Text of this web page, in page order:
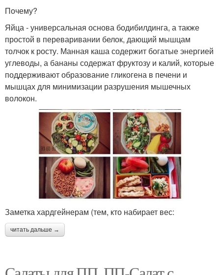
Почему?
Яйца - универсальная основа бодибилдинга, а также
простой в переваривании белок, дающий мышцам
толчок к росту. Манная каша содержит богатые энергией
углеводы, а бананы содержат фруктозу и калий, которые
поддерживают образование гликогена в печени и
мышцах для минимизации разрушения мышечных
волокон.
Заметка хардгейнерам (тем, кто набирает вес:
читать дальше →